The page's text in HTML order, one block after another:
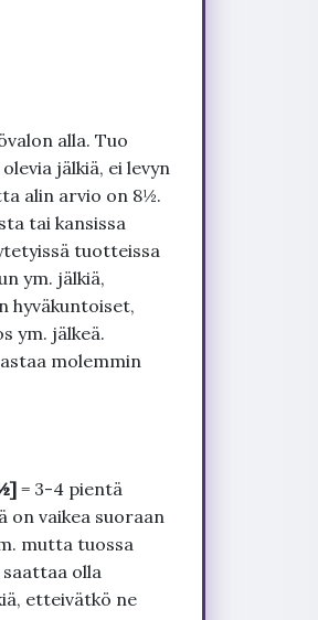
alla. Tuo
jälkiä, ei levyn
alin arvio on 8½.
tai kansissa
tuotteissa
ym. jälkiä,
hyväkuntoiset,
ym. jälkeä.
molemmin
= 3-4 pientä
on vaikea suoraan
mutta tuossa
olla
etteivätkö ne